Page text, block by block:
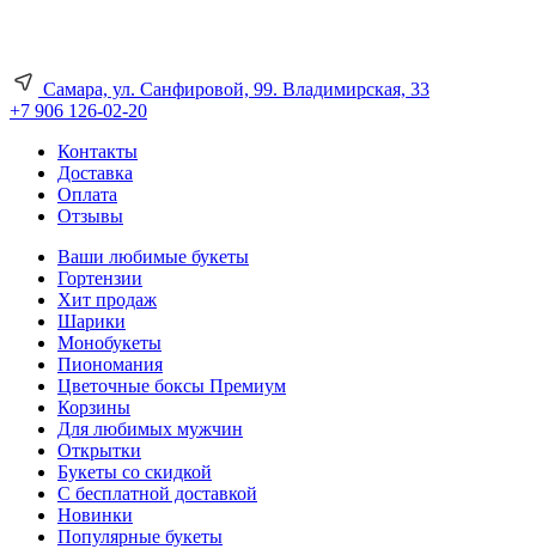
Самара, ул. Санфировой, 99. Владимирская, 33
+7 906 126-02-20
Контакты
Доставка
Оплата
Отзывы
Ваши любимые букеты
Гортензии
Хит продаж
Шарики
Монобукеты
Пиономания
Цветочные боксы Премиум
Корзины
Для любимых мужчин
Открытки
Букеты со скидкой
С бесплатной доставкой
Новинки
Популярные букеты